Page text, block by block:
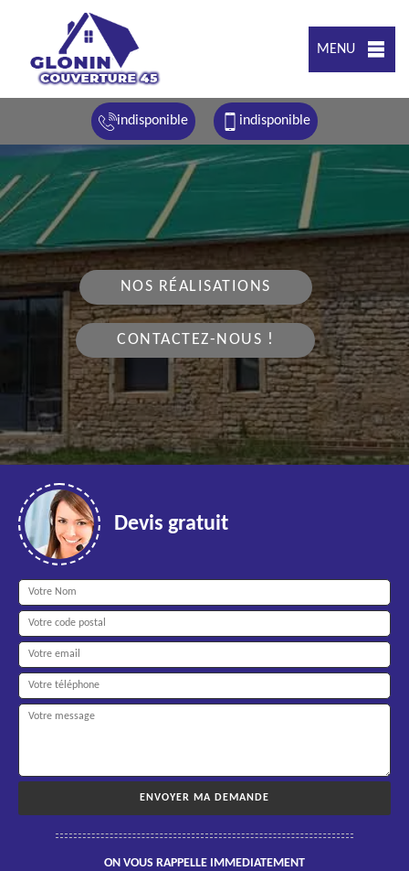
MENU
indisponible indisponible
NOS RÉALISATIONS
CONTACTEZ-NOUS !
Devis gratuit
ON VOUS RAPPELLE IMMEDIATEMENT